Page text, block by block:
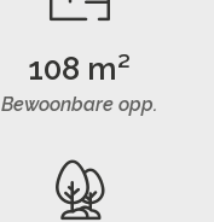
108 m²
Bewoonbare opp.